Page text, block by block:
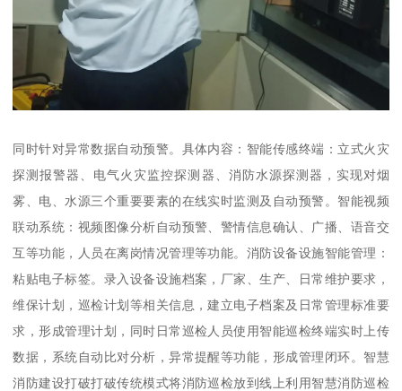
同时针对异常数据自动预警。具体内容：智能传感终端：立式火灾
探测报警器、电气火灾监控探测器、消防水源探测器，实现对烟
雾、电、水源三个重要要素的在线实时监测及自动预警。智能视频
联动系统：视频图像分析自动预警、警情信息确认、广播、语音交
互等功能，人员在离岗情况管理等功能。消防设备设施智能管理：
粘贴电子标签。录入设备设施档案，厂家、生产、日常维护要求，
维保计划，巡检计划等相关信息，建立电子档案及日常管理标准要
求，形成管理计划，同时日常巡检人员使用智能巡检终端实时上传
数据，系统自动比对分析，异常提醒等功能，形成管理闭环。智慧
消防建设打破打破传统模式将消防巡检放到线上利用智慧消防巡检